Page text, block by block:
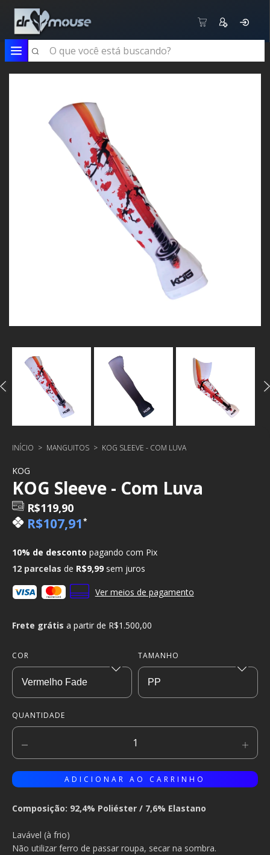
INÍCIO > MANGUITOS > KOG SLEEVE - COM LUVA
KOG
KOG Sleeve - Com Luva
R$119,90
R$107,91*
10% de desconto pagando com Pix
12 parcelas de R$9,99 sem juros
Ver meios de pagamento
Frete grátis a partir de R$1.500,00
COR TAMANHO
QUANTIDADE
Composição: 92,4% Poliéster / 7,6% Elastano
Lavável (à frio)
Não utilizar ferro de passar roupa, secar na sombra.